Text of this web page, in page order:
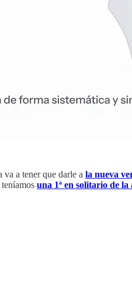
a tener que darle a la nueva
una 1ª en solitario de